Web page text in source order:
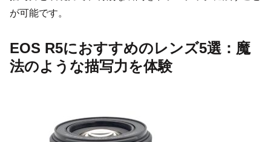
が可能です。
EOS R5におすすめのレンズ5選：魔
法のような描写力を体験